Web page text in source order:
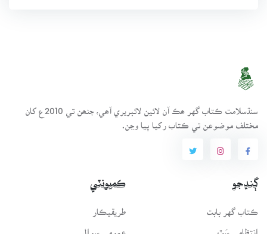
سنڌسلامت ڪتاب گهر ھڪ آن لائين لائبريري آھي، جنھن تي 2010ع کان
مختلف موضوعن تي ڪتاب رکيا پيا وڃن.
ڳنڍجو
ڪتاب گهر بابت
انتظامي سَٿ
ڪميونٽي
طريقيڪار
عمومي سوال